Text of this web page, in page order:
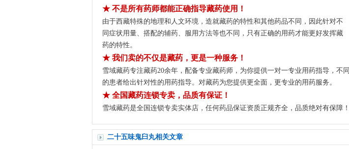
★ 不是所有药师都能正确指导藏药使用！
由于西藏特殊的地理和人文环境，造就藏药的特性和其他药品不同，因此针对不
同症状用量、搭配的辅药、服用方法等也不同，只有正确的用药才能更好发挥藏
药的特性。
★ 我们卖的不仅是藏药，更是一种服务！
雪域藏药专注藏药20余年，配备专业藏药师，为你提供一对一专业用药指导，不同
的患者给出针对性的用药指导。对藏药为您提供更全面，更专业的用药服务。
★ 全国藏药连锁专卖，品质有保证！
雪域藏药是全国连锁专卖实体店，任何药品保证资质正规齐全，品质绝对有保障！
二十五味鬼臼丸相关文章